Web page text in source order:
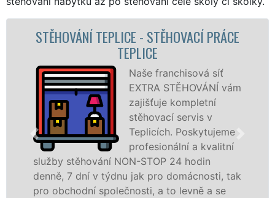
STĚHOVACÍ SLUŽBA TEPLICE -
STĚHOVACÍ FIRMA TEPLICE
Poskytujeme
stěhovací služby v
Teplicích na
špičkové úrovni se
speciální stěhovací
technikou. Tyto
služby zajišťujeme domácnostem i firmám v
celém okresu Teplice se zárukou kvality
franchisové sítě EXTRA STĚHOVÁNÍ.